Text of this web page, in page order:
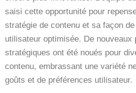
saisi cette opportunité pour
stratégie de contenu et sa façon
utilisateur optimisée. De nouveaux
stratégiques ont été noués pour
contenu, embrassant une variété
goûts et de préférences utilisateur.